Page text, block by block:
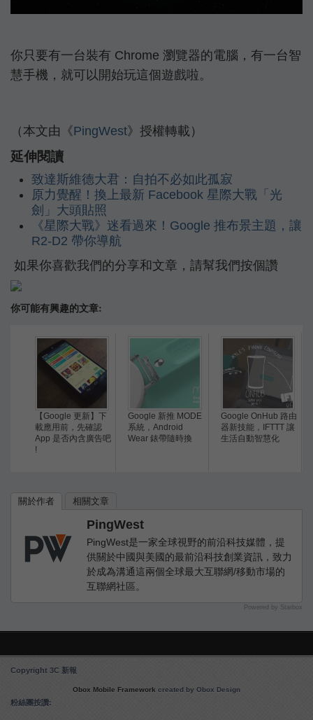
你只要有一台裝有 Chrome 瀏覽器的電腦，有一台智
慧手機，就可以開始玩這個遊戲啦。
（本文由《PingWest》授權轉載）
延伸閱讀
致達斯維德大君：自拍不必如此孤寂
原力覺醒！換上最新 Facebook 星際大戰「光
劍」大頭貼照
《星際大戰》迷看過來！Google 推布景主題，讓
R2-D2 帶你導航
如果你喜歡我們的分享和文章，請幫我們按個讚
你可能有興趣的文章:
【Google 更新】下
載應用前，先確認
App 是否內含廣告吧
!
Google 新推 MODE
系統，Android
Wear 錶帶隨時換
Google OnHub 路由
器新技能，IFTTT 讓
生活自動智慧化
關於作者 相關文章
PingWest
PingWest是一家全球視野的前沿科技媒體，提
供關於中國與美國的最前沿科技創業資訊，致力
於成為溝通這兩個全球最大互聯網/移動市場的
互聯網社區。
Powered by Starbox
Copyright 3C 新報
Obox Mobile Framework created by Obox Design
粉絲團按讚: